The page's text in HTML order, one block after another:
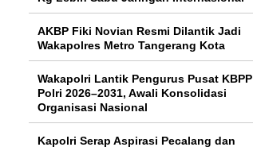
AKBP Fiki Novian Resmi Dilantik Jadi
Wakapolres Metro Tangerang Kota
Wakapolri Lantik Pengurus Pusat KBPP
Polri 2026–2031, Awali Konsolidasi
Organisasi Nasional
Kapolri Serap Aspirasi Pecalang dan